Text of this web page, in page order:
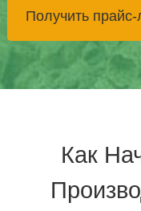
Получить прайс-
Как